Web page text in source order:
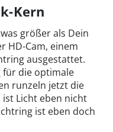
Kern
größer als Dein
HD-Cam, einem
ausgestattet.
für die optimale
runzeln jetzt die
Licht eben nicht
ist eben doch